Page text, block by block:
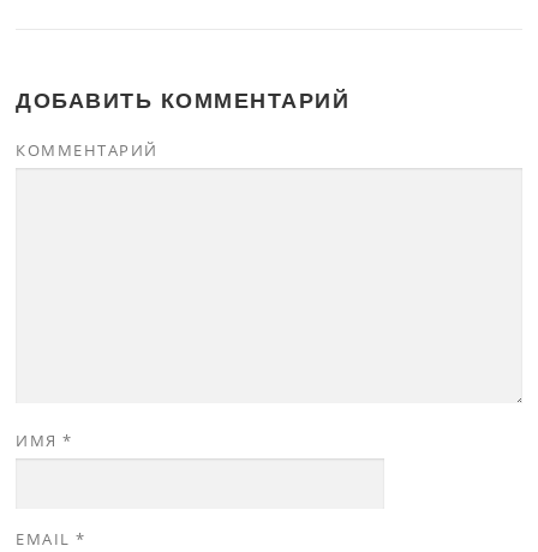
ДОБАВИТЬ КОММЕНТАРИЙ
КОММЕНТАРИЙ
ИМЯ*
EMAIL*